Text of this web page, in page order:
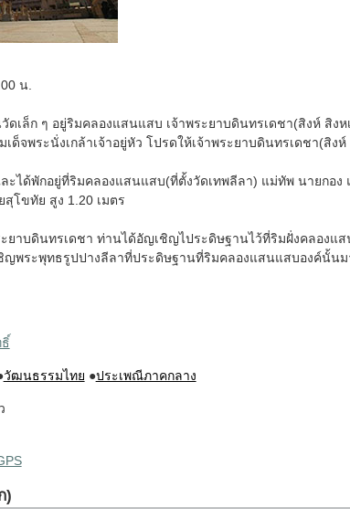
น.
ดเล็ก ๆ อยู่ริมคลองแสนแสบ เจ้าพระยาบดินทรเดชา(สิงห์ สิ
ด็จพระนั่งเกล้าเจ้าอยู่หัว โปรดให้เจ้าพระยาบดินทรเดชา(สิ
ละได้พักอยู่ที่ริมคลองแสนแสบ(ที่ตั้งวัดเทพลีลา) แม่ทัพ นายก
โขทัย สูง 1.20 เมตร
ยาบดินทรเดชา ท่านได้อัญเชิญไประดิษฐานไว้ที่ริมฝั่งคลองแ
ญพระพุทธรูปปางลีลาที่ประดิษฐานที่ริมคลองแสนแสบองค์นั้น
วัฒนธรรมไทย ●ประเพณีภาคกลาง
)